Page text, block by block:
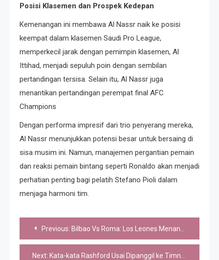
Posisi Klasemen dan Prospek Kedepan
Kemenangan ini membawa Al Nassr naik ke posisi
keempat dalam klasemen Saudi Pro League,
memperkecil jarak dengan pemimpin klasemen, Al
Ittihad, menjadi sepuluh poin dengan sembilan
pertandingan tersisa. Selain itu, Al Nassr juga
menantikan pertandingan perempat final AFC
Champions
Dengan performa impresif dari trio penyerang mereka,
Al Nassr menunjukkan potensi besar untuk bersaing di
sisa musim ini. Namun, manajemen pergantian pemain
dan reaksi pemain bintang seperti Ronaldo akan menjadi
perhatian penting bagi pelatih Stefano Pioli dalam
menjaga harmoni tim.
Post
navigation
Previous: Bilbao Vs Roma: Los Leones Menang 3-1, Tembus Perempatfinal
Next: Kata-kata Rashford Usai Dipanggil ke Timnas Inggris Lagi